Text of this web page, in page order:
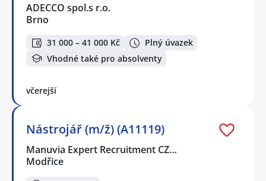
ADECCO spol.s r.o.
Brno
31 000 – 41 000 Kč
Plný úvazek
Vhodné také pro absolventy
včerejší
Nástrojář (m/ž) (A11119)
Manuvia Expert Recruitment CZ…
Modřice